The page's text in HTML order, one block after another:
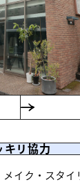
キリ協力
イク・スタイ